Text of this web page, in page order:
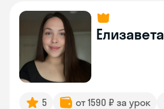
Елизавета
5 от 1590 ₽ за урок